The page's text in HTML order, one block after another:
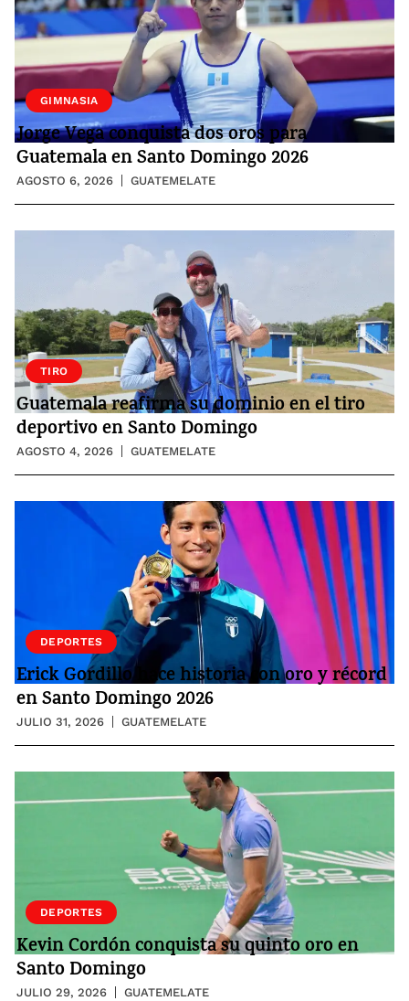
GIMNASIA
Jorge Vega conquista dos oros para
Guatemala en Santo Domingo 2026
AGOSTO 6, 2026 GUATEMELATE
TIRO
Guatemala reafirma su dominio en el tiro
deportivo en Santo Domingo
AGOSTO 4, 2026 GUATEMELATE
DEPORTES
Erick Gordillo hace historia con oro y récord
en Santo Domingo 2026
JULIO 31, 2026 GUATEMELATE
DEPORTES
Kevin Cordón conquista su quinto oro en
Santo Domingo
JULIO 29, 2026 GUATEMELATE